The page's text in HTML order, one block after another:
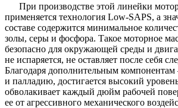
При производстве этой линейки
применяется технология Low-SAPS, а
составе содержится минимальное
золы, серы и фосфора. Такое моторное
безопасно для окружающей среды и
не испаряется, не оставляет после себя
Благодаря дополнительным
и палладию, достигается высокий
обволакивает каждый дюйм рабочей
ее от агрессивного механического